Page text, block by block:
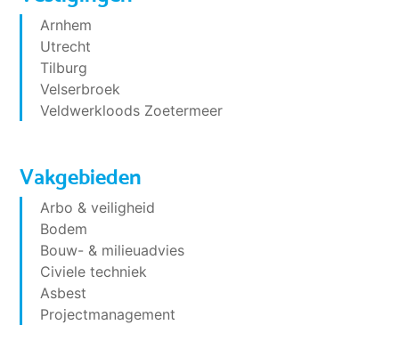
Arnhem
Utrecht
Tilburg
Velserbroek
Veldwerkloods Zoetermeer
Vakgebieden
Arbo & veiligheid
Bodem
Bouw- & milieuadvies
Civiele techniek
Asbest
Projectmanagement